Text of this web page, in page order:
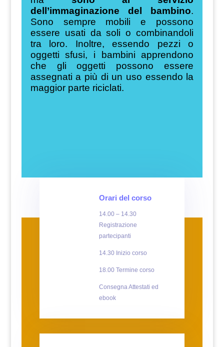
dell’immaginazione del bambino.
Sono sempre mobili e possono
essere usati da soli o combinandoli
tra loro. Inoltre, essendo pezzi o
oggetti sfusi, i bambini apprendono
che gli oggetti possono essere
assegnati a più di un uso essendo la
maggior parte riciclati.
Orari del corso
14.00 – 14.30
Registrazione
partecipanti
14.30 Inizio corso
18.00 Termine corso
Consegna Attestati ed
ebook